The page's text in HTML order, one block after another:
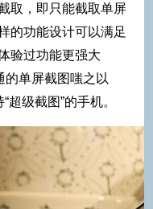
取，即只能截取单屏
的功能设计可以满足
验过功能更强大
的单屏截图嗤之以
级截图”的手机。